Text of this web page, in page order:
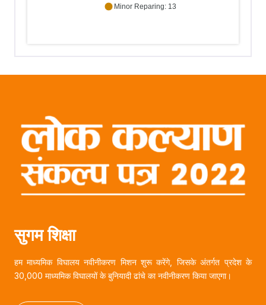
Minor Reparing: 13
सुगम शिक्षा
हम माध्यमिक विघालय नवीनीकरण मिशन शुरू करेंगे, जिसके अंतर्गत प्रदेश के
30,000 माध्यमिक विघालयों के बुनियादी ढांचे का नवीनीकरण किया जाएगा।